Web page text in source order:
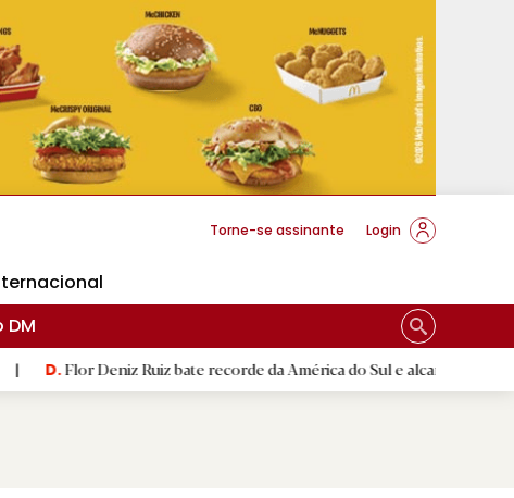
Braga
Torne-se assinante Login
DM
bate recorde da América do Sul e alcança segunda melhor marca